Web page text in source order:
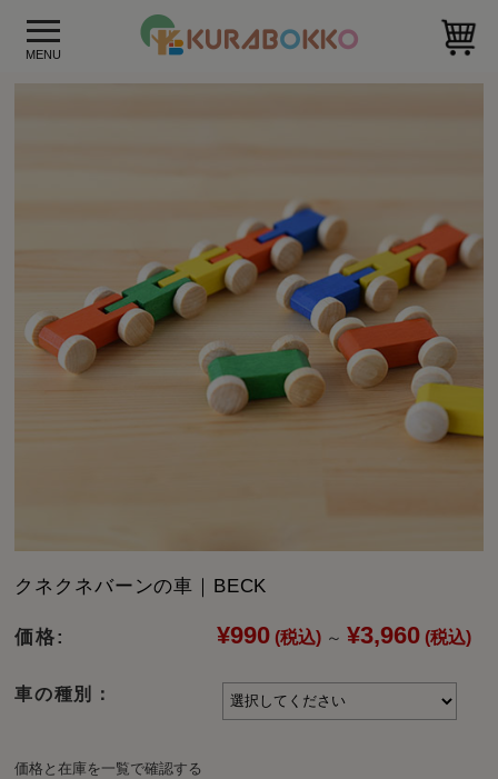
クネクネバーンの車｜BECK
価格: ¥990 (税込) ～ ¥3,960 (税込)
車の種別：
価格と在庫を一覧で確認する